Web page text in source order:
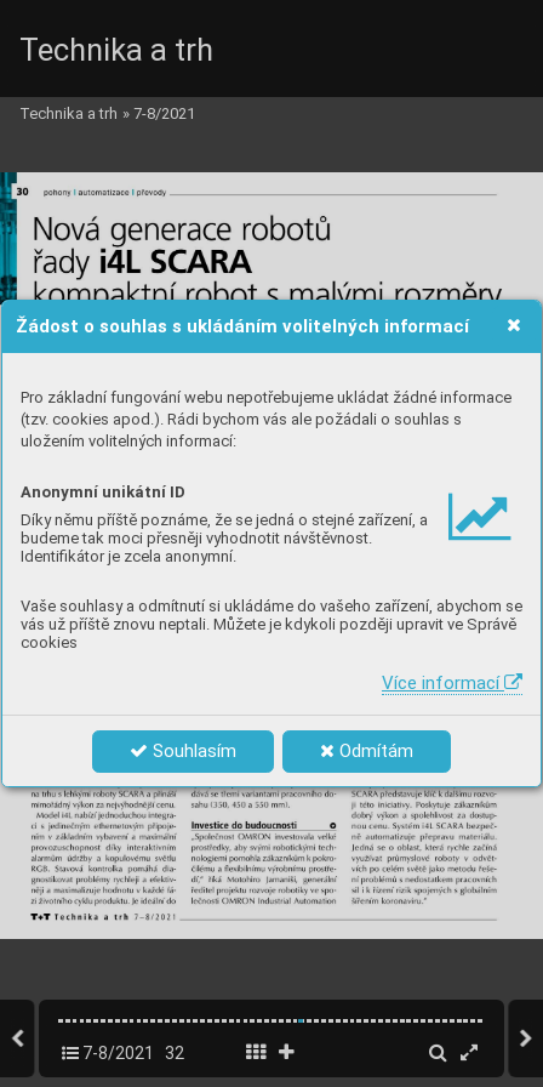
Žádost o souhlas s ukládáním volitelných informací
Pro základní fungování webu nepotřebujeme ukládat žádné informace
(tzv. cookies apod.). Rádi bychom vás ale požádali o souhlas s
uložením volitelných informací:
Anonymní unikátní ID
Díky němu příště poznáme, že se jedná o stejné zařízení, a
budeme tak moci přesněji vyhodnotit návštěvnost.
Identifikátor je zcela anonymní.
Vaše souhlasy a odmítnutí si ukládáme do vašeho zařízení, abychom se
vás už příště znovu neptali. Můžete je kdykoli později upravit ve Správě
cookies
Více informací
Souhlasím Odmítám
Technika a trh
Technika a trh » 7-8/2021
7-8/2021 32